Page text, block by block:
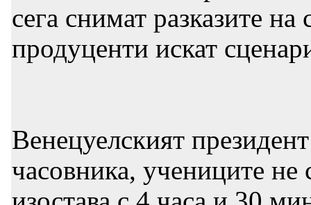
сега снимат разказите на
продуценти искат
Венецуелският
часовника, учениците не